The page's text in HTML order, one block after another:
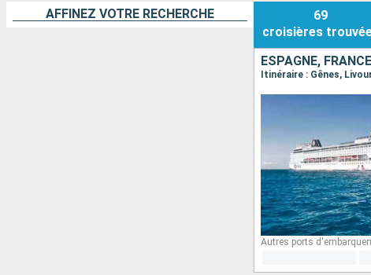
AFFINEZ VOTRE RECHERCHE
69
croisières
ESPAGNE,
Itinéraire : Gênes,
Autres ports